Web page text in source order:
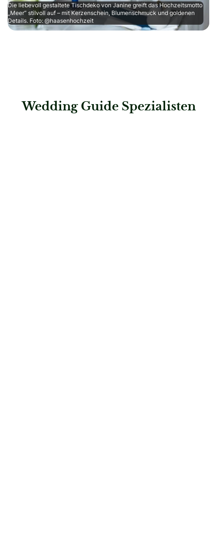
Die liebevoll gestaltete Tischdeko von Janine greift das Hochzeitsmotto
„Meer“ stilvoll auf – mit Kerzenschein, Blumenschmuck und goldenen
Details. Foto: @haasenhochzeit
Wedding Guide Spezialisten